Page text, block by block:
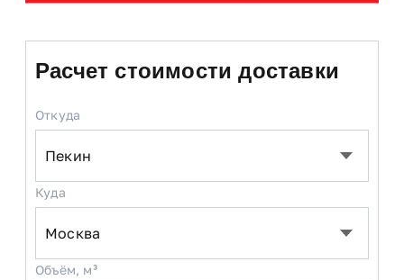
Расчет стоимости доставки
Откуда
Куда
Объём, м³